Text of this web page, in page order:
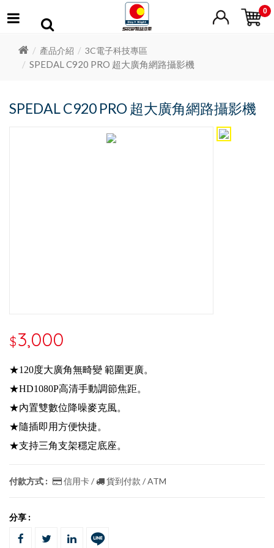
0
產品介紹 3C電子科技專區
SPEDAL C920 PRO 超大廣角網路攝影機
SPEDAL C920 PRO 超大廣角網路攝影機
$3,000
★120度大廣角無畸變 範圍更廣。
★HD1080P高清手動調節焦距。
★內置雙數位降噪麥克風。
★隨插即用方便快捷。
★支持三角支架穩定底座。
付款方式 : 信用卡 / 貨到付款 / ATM
分享 :